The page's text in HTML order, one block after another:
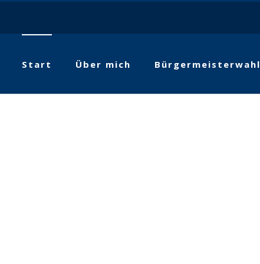
Start Über mich Bürgermeisterwahl